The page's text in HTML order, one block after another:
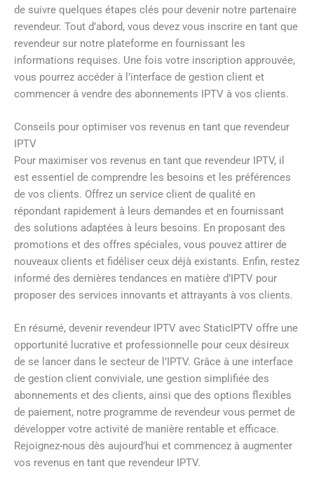
de suivre quelques étapes clés pour devenir notre partenaire
revendeur. Tout d’abord, vous devez vous inscrire en tant que
revendeur sur notre plateforme en fournissant les
informations requises. Une fois votre inscription approuvée,
vous pourrez accéder à l’interface de gestion client et
commencer à vendre des abonnements IPTV à vos clients.
Conseils pour optimiser vos revenus en tant que revendeur
IPTV
Pour maximiser vos revenus en tant que revendeur IPTV, il
est essentiel de comprendre les besoins et les préférences
de vos clients. Offrez un service client de qualité en
répondant rapidement à leurs demandes et en fournissant
des solutions adaptées à leurs besoins. En proposant des
promotions et des offres spéciales, vous pouvez attirer de
nouveaux clients et fidéliser ceux déjà existants. Enfin, restez
informé des dernières tendances en matière d’IPTV pour
proposer des services innovants et attrayants à vos clients.
En résumé, devenir revendeur IPTV avec StaticIPTV offre une
opportunité lucrative et professionnelle pour ceux désireux
de se lancer dans le secteur de l’IPTV. Grâce à une interface
de gestion client conviviale, une gestion simplifiée des
abonnements et des clients, ainsi que des options flexibles
de paiement, notre programme de revendeur vous permet de
développer votre activité de manière rentable et efficace.
Rejoignez-nous dès aujourd’hui et commencez à augmenter
vos revenus en tant que revendeur IPTV.